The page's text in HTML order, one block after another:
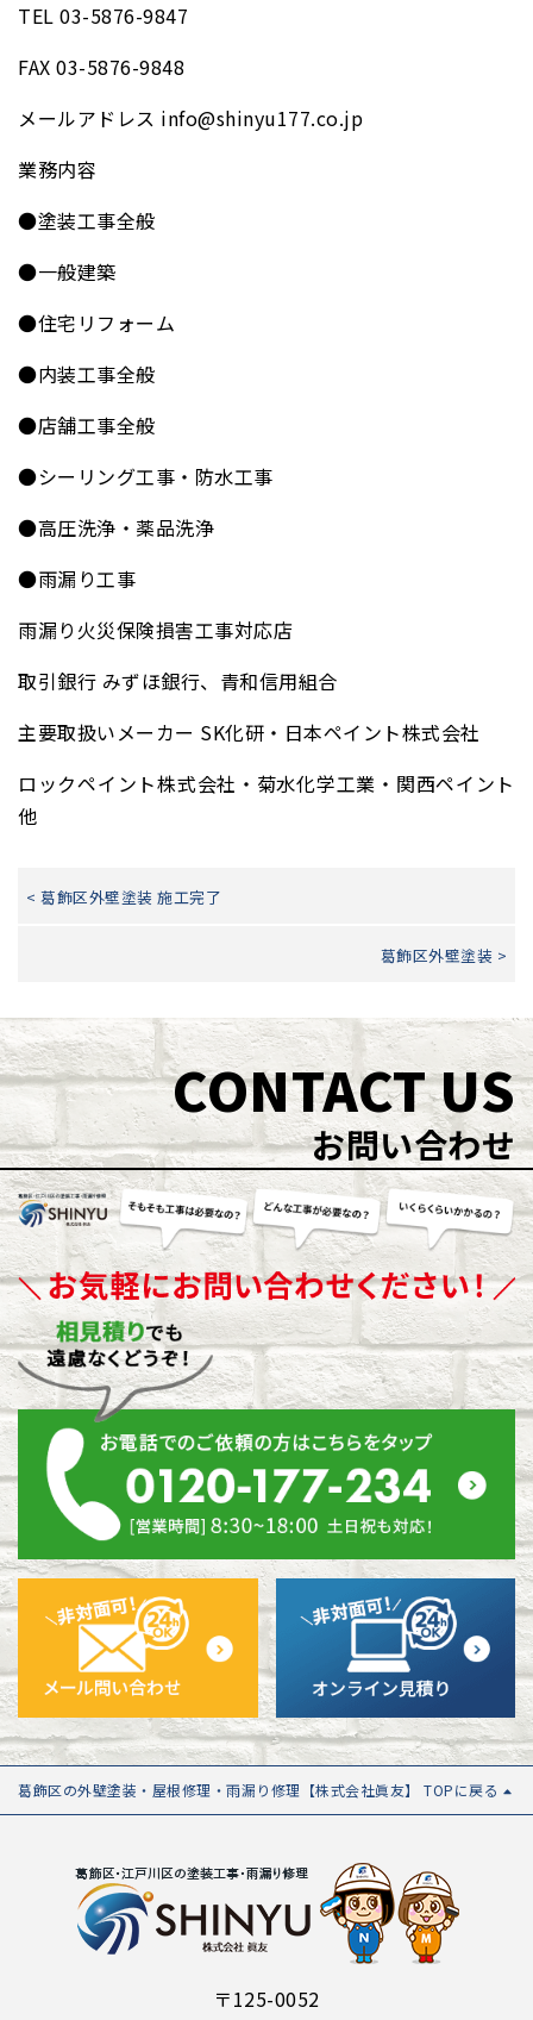
TEL 03-5876-9847
FAX 03-5876-9848
メールアドレス info@shinyu177.co.jp
業務内容
●塗装工事全般
●一般建築
●住宅リフォーム
●内装工事全般
●店舗工事全般
●シーリング工事・防水工事
●高圧洗浄・薬品洗浄
●雨漏り工事
雨漏り火災保険損害工事対応店
取引銀行 みずほ銀行、青和信用組合
主要取扱いメーカー SK化研・日本ペイント株式会社
ロックペイント株式会社・菊水化学工業・関西ペイント
他
< 葛飾区外壁塗装 施工完了
葛飾区外壁塗装 >
CONTACT US
お問い合わせ
葛飾区の外壁塗装・屋根修理・雨漏り修理【株式会社眞友】 TOPに戻る
〒125-0052